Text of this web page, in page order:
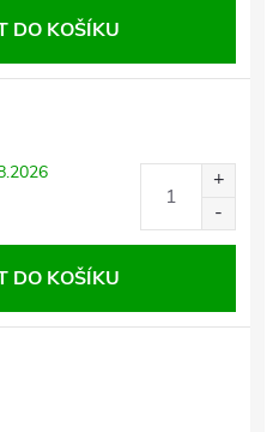
DO KOŠÍKU
DO KOŠÍKU